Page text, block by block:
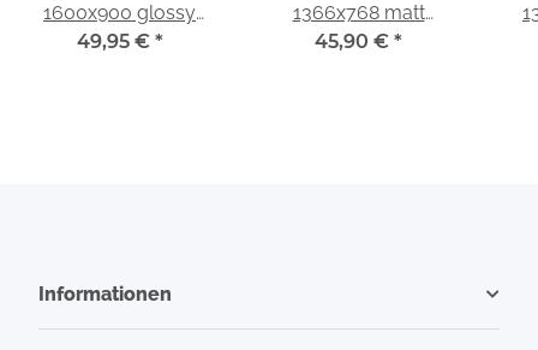
1600x900 glossy
passend für LG
49,95 € *
1366x768 matt
passend für Innolux
45,90 € *
Informationen